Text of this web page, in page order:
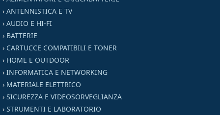
› ANTENNISTICA E TV
› AUDIO E HI-FI
› BATTERIE
› CARTUCCE COMPATIBILI E TONER
› HOME E OUTDOOR
› INFORMATICA E NETWORKING
› MATERIALE ELETTRICO
› SICUREZZA E VIDEOSORVEGLIANZA
› STRUMENTI E LABORATORIO